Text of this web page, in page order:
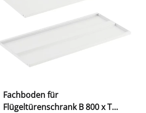
Fachboden für
Flügeltürenschrank B 800 x T